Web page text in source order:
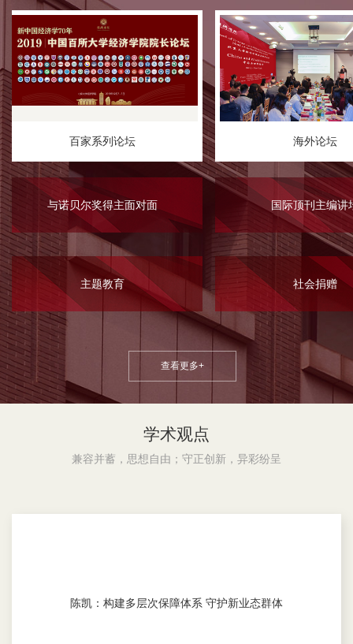
百家系列论坛
与诺贝尔奖得主面对面
主题教育
海外论坛
国际顶刊主编讲
社会捐赠
查看更多+
学术观点
兼容并蓄，思想自由；守正创新，异彩纷呈
陈凯：构建多层次保障体系 守护新业态群体